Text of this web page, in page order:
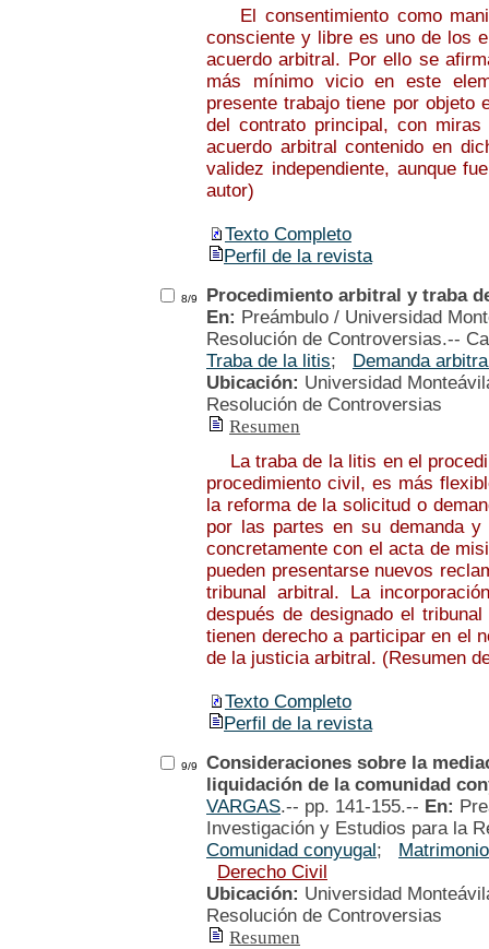
El consentimiento como
consciente y libre es uno de los
acuerdo arbitral. Por ello se
más mínimo vicio en este
presente trabajo tiene por objeto
del contrato principal, con
acuerdo arbitral contenido en
validez independiente, aunque
autor)
Texto Completo
Perfil de la revista
8/9
Procedimiento arbitral y traba
En: Preámbulo / Universidad
Resolución de Controversias.--
Traba de la litis; Demanda
Ubicación: Universidad
Resolución de Controversias
Resumen
La traba de la litis en el
procedimiento civil, es más
la reforma de la solicitud o
por las partes en su demanda
concretamente con el acta de
pueden presentarse nuevos
tribunal arbitral. La
después de designado el
tienen derecho a participar en el
de la justicia arbitral. (Resumen
Texto Completo
Perfil de la revista
9/9
Consideraciones sobre la
liquidación de la comunidad
VARGAS.-- pp. 141-155.-- En:
Investigación y Estudios para la
Comunidad conyugal; Matrimonio
Derecho Civil
Ubicación: Universidad
Resolución de Controversias
Resumen